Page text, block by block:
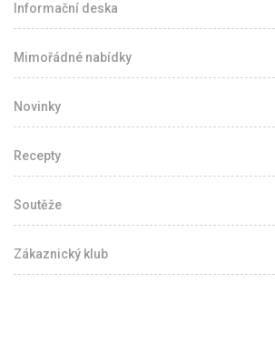
Informační deska
Mimořádné nabídky
Novinky
Recepty
Soutěže
Zákaznický klub